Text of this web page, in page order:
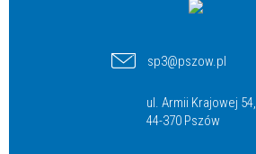
sp3@pszow.pl
ul. Armii Krajowej 54,
44-370 Pszów